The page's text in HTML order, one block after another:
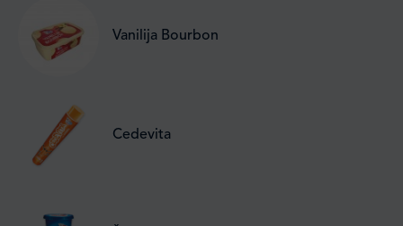
Vanilija Bourbon
Cedevita